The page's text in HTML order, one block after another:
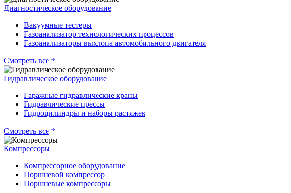
Диагностическое оборудование
Вакуумные тестеры
Газоанализатор технологических процессов
Газоанализаторы выхлопа автомобильного двигателя
Смотреть всё
Гидравлическое оборудование
Гаражные гидравлические краны
Гидравлические прессы
Гидроцилиндры и наборы растяжек
Смотреть всё
Компрессоры
Компрессорное оборудование
Поршневой компрессор
Поршневые компрессоры